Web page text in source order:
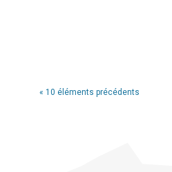
« 10 éléments précédents